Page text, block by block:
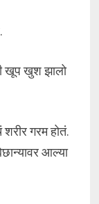
खूप खुश झालो
शरीर गरम होतं.
आल्या